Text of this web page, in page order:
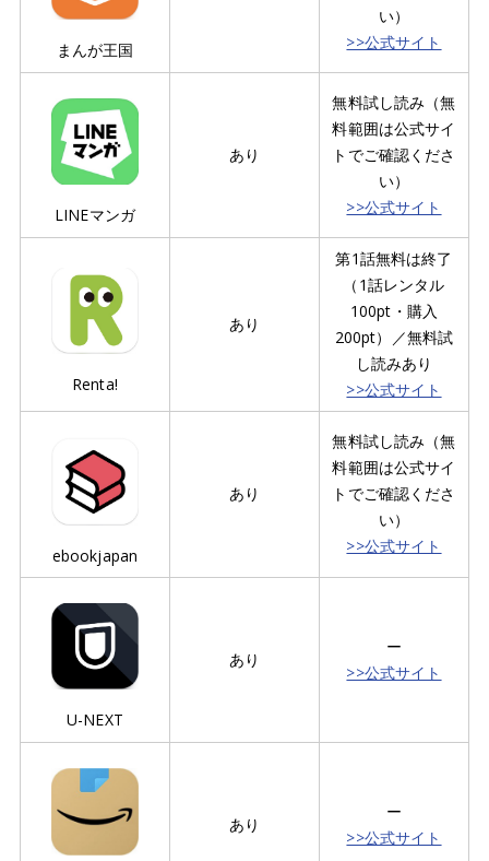
まんが王国
い）
>>公式サイト
LINEマンガ
あり
無料試し読み（無
料範囲は公式サイ
トでご確認くださ
い）
>>公式サイト
Renta!
あり
第1話無料は終了
（1話レンタル
100pt・購入
200pt）／無料試
し読みあり
>>公式サイト
ebookjapan
あり
無料試し読み（無
料範囲は公式サイ
トでご確認くださ
い）
>>公式サイト
U-NEXT
あり
ー
>>公式サイト
あり
ー
>>公式サイト